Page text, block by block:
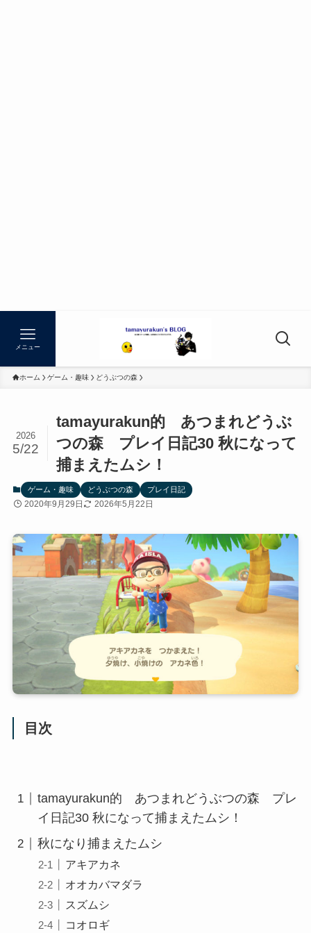
メニュー
ホーム ゲーム・趣味 どうぶつの森
tamayurakun的 あつまれどうぶ
つの森 プレイ日記30 秋になって
捕まえたムシ！
2026
5/22
ゲーム・趣味 どうぶつの森 プレイ日記
2020年9月29日 2026年5月22日
目次
tamayurakun的 あつまれどうぶつの森 プレ
イ日記30 秋になって捕まえたムシ！
秋になり捕まえたムシ
アキアカネ
オオカバマダラ
スズムシ
コオロギ